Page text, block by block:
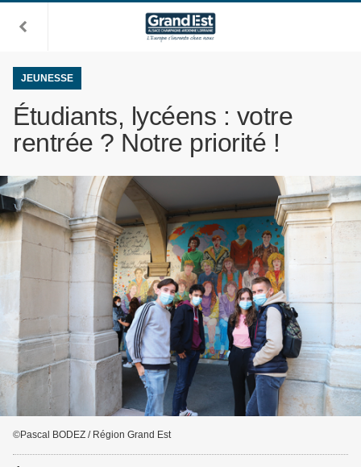
JEUNESSE
Étudiants, lycéens : votre
rentrée ? Notre priorité !
©Pascal BODEZ / Région Grand Est